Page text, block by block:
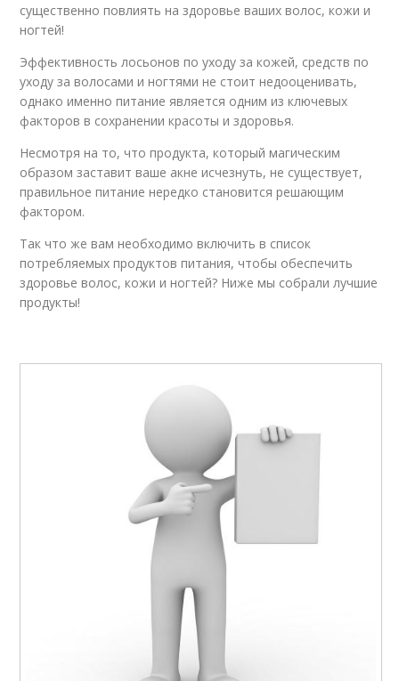
существенно повлиять на здоровье ваших волос, кожи и
ногтей! ⁠
Эффективность лосьонов по уходу за кожей, средств по
уходу за волосами и ногтями не стоит недооценивать,
однако именно питание является одним из ключевых
факторов в сохранении красоты и здоровья.
Несмотря на то, что продукта, который магическим
образом заставит ваше акне исчезнуть, не существует,
правильное питание нередко становится решающим
фактором.
Так что же вам необходимо включить в список
потребляемых продуктов питания, чтобы обеспечить
здоровье волос, кожи и ногтей? Ниже мы собрали лучшие
продукты!